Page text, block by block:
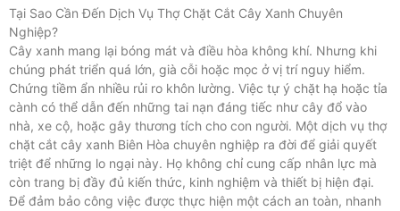
Tại Sao Cần Đến Dịch Vụ Thợ Chặt Cắt Cây Xanh Chuyên
Nghiệp?
Cây xanh mang lại bóng mát và điều hòa không khí. Nhưng khi
chúng phát triển quá lớn, già cỗi hoặc mọc ở vị trí nguy hiểm.
Chứng tiềm ẩn nhiều rủi ro khôn lường. Việc tự ý chặt hạ hoặc tỉa
cành có thể dẫn đến những tai nạn đáng tiếc như cây đổ vào
nhà, xe cộ, hoặc gây thương tích cho con người. Một dịch vụ thợ
chặt cắt cây xanh Biên Hòa chuyên nghiệp ra đời để giải quyết
triệt để những lo ngại này. Họ không chỉ cung cấp nhân lực mà
còn trang bị đầy đủ kiến thức, kinh nghiệm và thiết bị hiện đại.
Để đảm bảo công việc được thực hiện một cách an toàn, nhanh